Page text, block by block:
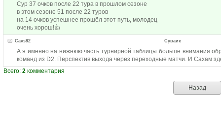
Сур 37 очков после 22 тура в прошлом сезоне
в этом сезоне 51 после 22 туров
на 14 очков успешнее прошёл этот путь, молодец
очень хорош!👍
Cavs92 Суваик
А я именно на нижнюю часть турнирной таблицы больше внимания
команд из D2. Перспектив выхода через переходные матчи. И Сахам
Всего: 2 комментария
Назад